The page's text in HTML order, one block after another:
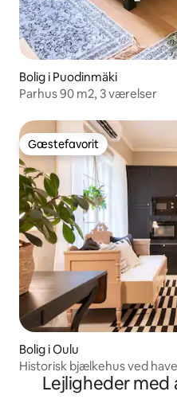
Bolig i Puodinmäki
Parhus 90 m2, 3 værelser
Gæstefavorit
Gæstefavorit
Bolig i Oulu
Historisk bjælkehus ved
Lejligheder med